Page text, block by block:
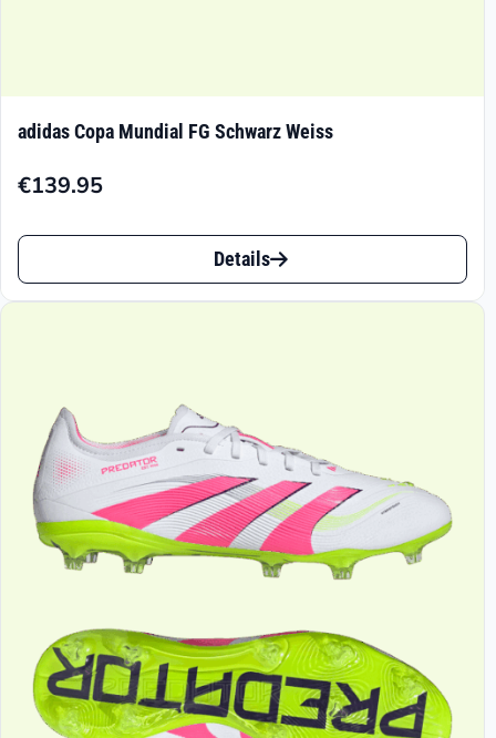
adidas Copa Mundial FG Schwarz Weiss
€139.95
Dieses
Produkt
auf.
Die
Optionen
können
Produktseite
gewählt
Details